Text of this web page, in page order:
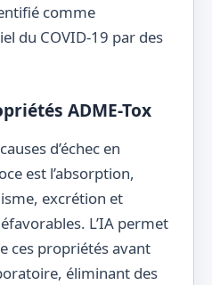
comme
du COVID-19 par des
ADME-Tox
d’échec en
est l’absorption,
excrétion et
L’IA permet
ces propriétés avant
éliminant des